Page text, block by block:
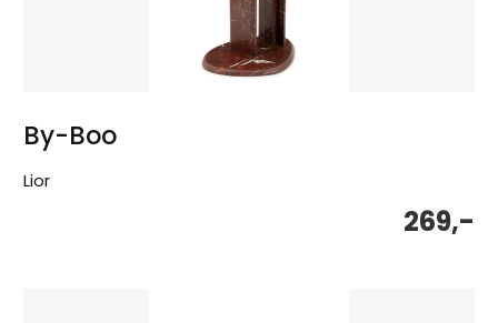
By-Boo
Lior
269,-